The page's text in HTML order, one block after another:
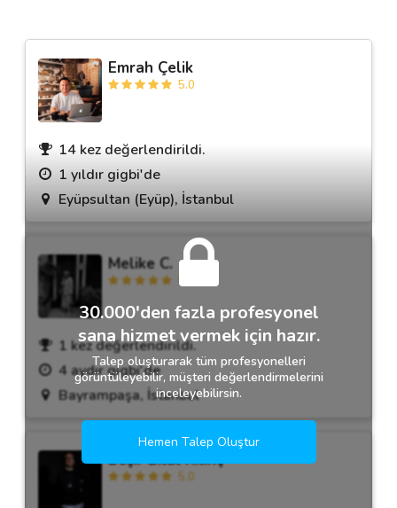
Emrah Çelik
5.0
14 kez değerlendirildi.
1 yıldır gigbi'de
Eyüpsultan (Eyüp), İstanbul
Melike C.
5.0
1 kez değerlendirildi.
4 aydır gigbi'de
Bayrampaşa, İstanbul
Beşir Bilal Kılınç
5.0
30.000'den fazla profesyonel
sana hizmet vermek için hazır.
Talep oluşturarak tüm profesyonelleri
görüntüleyebilir, müşteri değerlendirmelerini
inceleyebilirsin.
Hemen Talep Oluştur